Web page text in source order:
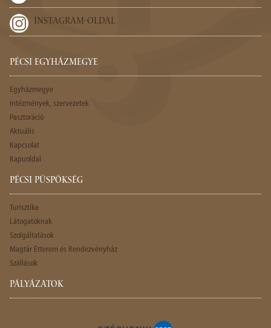
INSTAGRAM-OLDAL
PÉCSI EGYHÁZMEGYE
Egyházmegye
Intézmények, szervezetek
Pasztoráció
Aktuális
Kapcsolat
Kapuoldal
PÉCSI PÜSPÖKSÉG
Turisztika
Látogatóknak
Szolgáltatások
Magtár Étterem és Rendezvényház
Szállások
PÁLYÁZATOK